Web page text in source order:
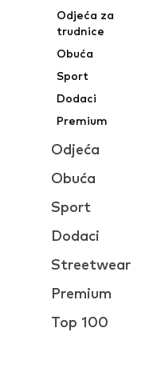
Odjeća za
trudnice
Obuća
Sport
Dodaci
Premium
Odjeća
Obuća
Sport
Dodaci
Streetwear
Premium
Top 100